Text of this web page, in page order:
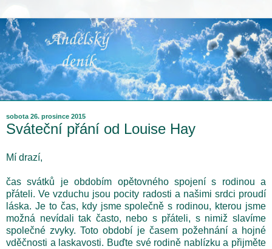
sobota 26. prosince 2015
Sváteční přání od Louise Hay
Mí drazí,
čas svátků je obdobím opětovného spojení s rodinou a
přáteli. Ve vzduchu jsou pocity radosti a našimi srdci proudí
láska. Je to čas, kdy jsme společně s rodinou, kterou jsme
možná nevídali tak často, nebo s přáteli, s nimiž slavíme
společné zvyky. Toto období je časem požehnání a hojné
vděčnosti a laskavosti. Buďte své rodině nablízku a přijměte